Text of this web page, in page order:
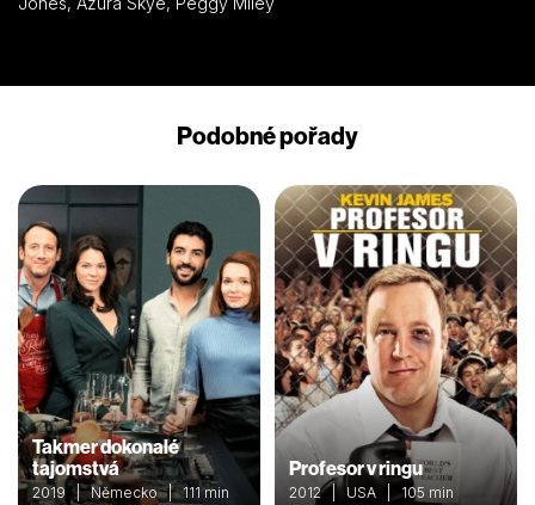
Podobné pořady
Takmer dokonalé
tajomstvá
2019 | Německo | 111 min
Profesor v ringu
2012 | USA | 105 min